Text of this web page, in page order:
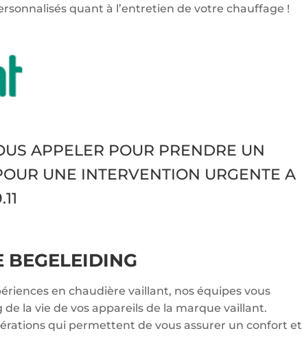
quant à l’entretien de votre chauffage !
APPELER POUR PRENDRE UN
UNE INTERVENTION URGENTE A
BEGELEIDING
en chaudière vaillant, nos équipes vous
la vie de vos appareils de la marque vaillant.
qui permettent de vous assurer un confort et